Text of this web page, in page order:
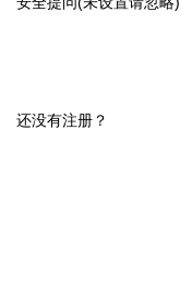
还没有注册？